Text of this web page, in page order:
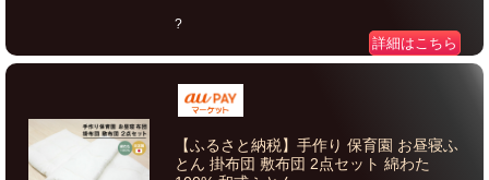
?
詳細はこちら
【ふるさと納税】手作り 保育園 お昼寝ふ
とん 掛布団 敷布団 2点セット 綿わた